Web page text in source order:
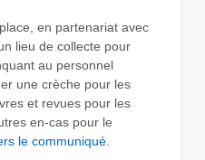
en partenariat avec
lieu de collecte pour
au personnel
une crèche pour les
et revues pour les
en-cas pour le
le communiqué